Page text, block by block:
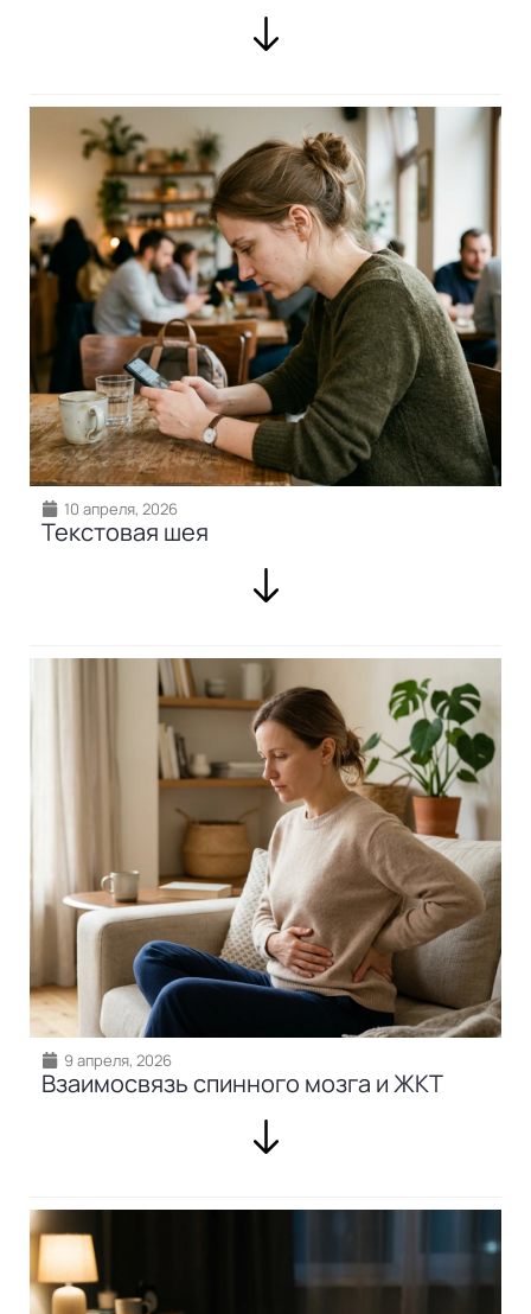
10 апреля, 2026
Текстовая шея
9 апреля, 2026
Взаимосвязь спинного мозга и ЖКТ